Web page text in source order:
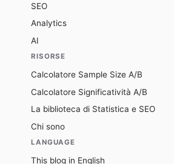
SEO
Analytics
AI
RISORSE
Calcolatore Sample Size A/B
Calcolatore Significatività A/B
La biblioteca di Statistica e SEO
Chi sono
LANGUAGE
This blog in English